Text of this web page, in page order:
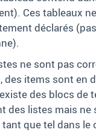
Ces tableaux
déclarés
ne sont pas
des items sont en
des blocs de
des listes mais ne
que tel dans le